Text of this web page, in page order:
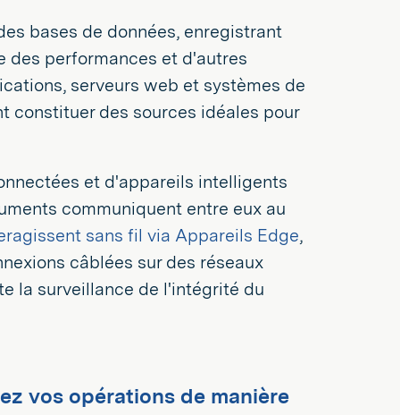
bases de données, enregistrant
des performances et d'autres
serveurs web et systèmes de
constituer des sources idéales pour
et d'appareils intelligents
communiquent entre eux au
sans fil via Appareils Edge,
câblées sur des réseaux
la surveillance de l'intégrité du
vos opérations de manière